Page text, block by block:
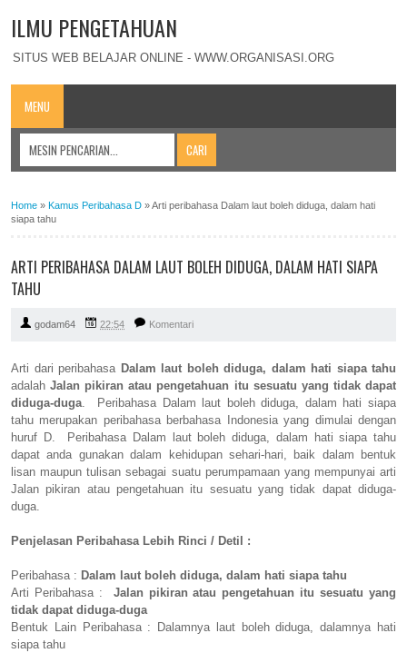
ILMU PENGETAHUAN
SITUS WEB BELAJAR ONLINE - WWW.ORGANISASI.ORG
MENU
Home » Kamus Peribahasa D »Arti peribahasa Dalam laut boleh diduga, dalam hati
siapa tahu
ARTI PERIBAHASA DALAM LAUT BOLEH DIDUGA, DALAM HATI SIAPA
TAHU
godam64 22:54 Komentari
Arti dari peribahasa Dalam laut boleh diduga, dalam hati siapa tahu
adalahJalan pikiran atau pengetahuan itu sesuatu yang tidak dapat
diduga-duga. Peribahasa Dalam laut boleh diduga, dalam hati siapa
tahu merupakan peribahasa berbahasa Indonesia yang dimulai dengan
huruf D. Peribahasa Dalam laut boleh diduga, dalam hati siapa tahu
dapat anda gunakan dalam kehidupan sehari-hari, baik dalam bentuk
lisan maupun tulisan sebagai suatu perumpamaan yang mempunyai arti
Jalan pikiran atau pengetahuan itu sesuatu yang tidak dapat diduga-
duga.
Penjelasan Peribahasa Lebih Rinci / Detil :
Peribahasa : Dalam laut boleh diduga, dalam hati siapa tahu
Arti Peribahasa : Jalan pikiran atau pengetahuan itu sesuatu yang
tidak dapat diduga-duga
Bentuk Lain Peribahasa : Dalamnya laut boleh diduga, dalamnya hati
siapa tahu